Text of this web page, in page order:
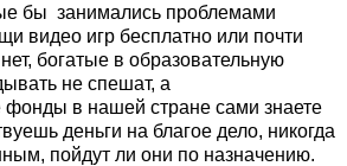
бы занимались проблемами
видео игр бесплатно или почти
богатые в образовательную
не спешат, а
фонды в нашей стране сами знаете
деньги на благое дело, никогда
пойдут ли они по назначению.